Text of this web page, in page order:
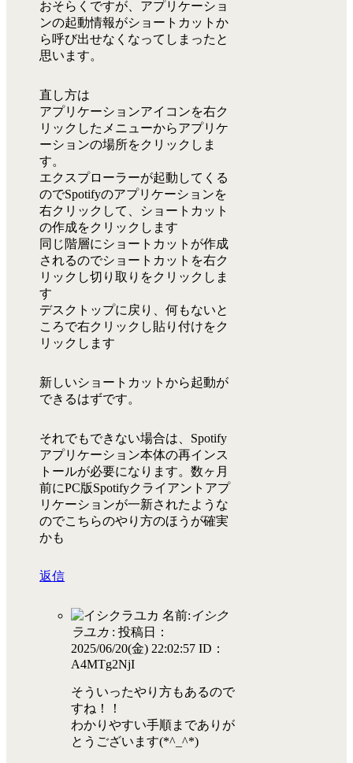
おそらくですが、アプリケーショ
ンの起動情報がショートカットか
ら呼び出せなくなってしまったと
思います。
直し方は
アプリケーションアイコンを右ク
リックしたメニューからアプリケ
ーションの場所をクリックしま
す。
エクスプローラーが起動してくる
のでSpotifyのアプリケーションを
右クリックして、ショートカット
の作成をクリックします
同じ階層にショートカットが作成
されるのでショートカットを右ク
リックし切り取りをクリックしま
す
デスクトップに戻り、何もないと
ころで右クリックし貼り付けをク
リックします
新しいショートカットから起動が
できるはずです。
それでもできない場合は、Spotify
アプリケーション本体の再インス
トールが必要になります。数ヶ月
前にPC版Spotifyクライアントアプ
リケーションが一新されたような
のでこちらのやり方のほうが確実
かも
返信
名前:イシク
ラユカ : 投稿日：
2025/06/20(金) 22:02:57 ID：
A4MTg2NjI
そういったやり方もあるので
すね！！
わかりやすい手順までありが
とうございます(*^_^*)